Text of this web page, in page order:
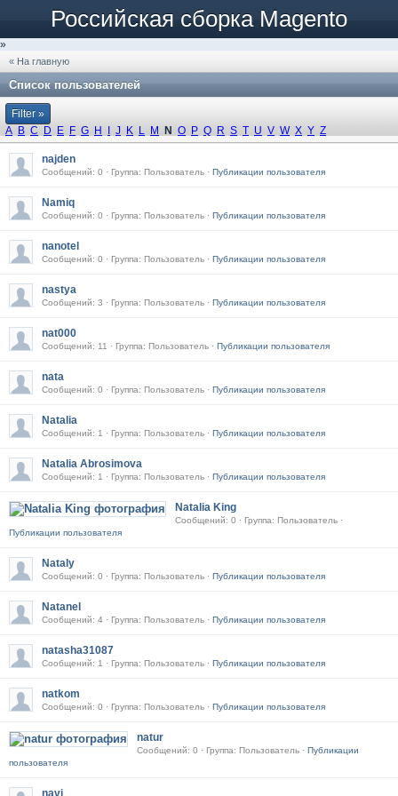
Российская сборка Magento
»
« На главную
Список пользователей
Filter »
A B C D E F G H J K L M N O P Q R S T U V W X Y Z
najden
Сообщений: 0 · Группа: Пользователь · Публикации пользователя
Namiq
Сообщений: 0 · Группа: Пользователь · Публикации пользователя
nanotel
Сообщений: 0 · Группа: Пользователь · Публикации пользователя
nastya
Сообщений: 3 · Группа: Пользователь · Публикации пользователя
nat000
Сообщений: 11 · Группа: Пользователь · Публикации пользователя
nata
Сообщений: 0 · Группа: Пользователь · Публикации пользователя
Natalia
Сообщений: 1 · Группа: Пользователь · Публикации пользователя
Natalia Abrosimova
Сообщений: 1 · Группа: Пользователь · Публикации пользователя
Natalia King
Сообщений: 0 · Группа: Пользователь ·
Публикации пользователя
Nataly
Сообщений: 0 · Группа: Пользователь · Публикации пользователя
Natanel
Сообщений: 4 · Группа: Пользователь · Публикации пользователя
natasha31087
Сообщений: 1 · Группа: Пользователь · Публикации пользователя
natkom
Сообщений: 0 · Группа: Пользователь · Публикации пользователя
natur
Сообщений: 0 · Группа: Пользователь · Публикации
пользователя
navi